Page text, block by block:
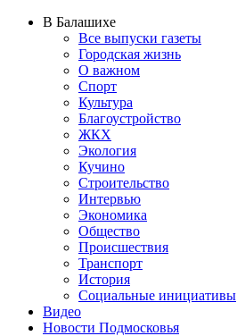
В Балашихе
Все выпуски газеты
Городская жизнь
О важном
Спорт
Культура
Благоустройство
ЖКХ
Экология
Кучино
Строительство
Интервью
Экономика
Общество
Происшествия
Транспорт
История
Социальные инициативы
Видео
Новости Подмосковья